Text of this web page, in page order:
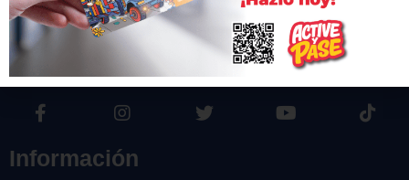
[woocommerce_checkout]
Información